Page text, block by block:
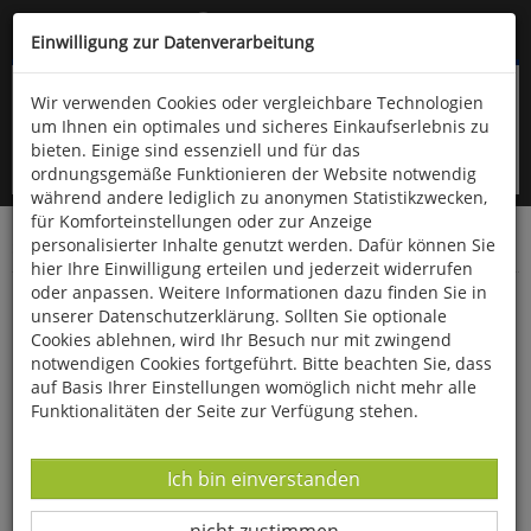
Kompletten Head der Seite überspringen
oder (06766) 9323-960
Startseite Bücher Literatur Sprachwissenschaften
Mit Feuereifer und Engelszungen
Einwilligung zur Datenverarbeitung
Wir verwenden Cookies oder vergleichbare Technologien
um Ihnen ein optimales und sicheres Einkaufserlebnis zu
bieten. Einige sind essenziell und für das
ordnungsgemäße Funktionieren der Website notwendig
während andere lediglich zu anonymen Statistikzwecken,
für Komforteinstellungen oder zur Anzeige
personalisierter Inhalte genutzt werden. Dafür können Sie
hier Ihre Einwilligung erteilen und jederzeit widerrufen
oder anpassen. Weitere Informationen dazu finden Sie in
unserer Datenschutzerklärung. Sollten Sie optionale
Cookies ablehnen, wird Ihr Besuch nur mit zwingend
notwendigen Cookies fortgeführt. Bitte beachten Sie, dass
auf Basis Ihrer Einstellungen womöglich nicht mehr alle
Funktionalitäten der Seite zur Verfügung stehen.
Datenverarbeitung -
Ich bin einverstanden